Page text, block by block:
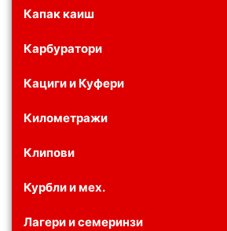
Капак каиш
Карбуратори
Кациги и Куфери
Километражи
Клипови
Курбли и мех.
Лагери и семеринзи